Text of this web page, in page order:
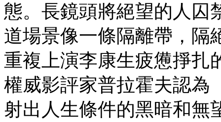
態。長鏡頭將絕望的人囚
道場景像一條隔離帶，隔
重複上演李康生疲憊掙扎
權威影評家普拉霍夫認為
射出人生條件的黑暗和無